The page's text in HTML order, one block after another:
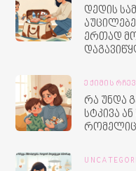
დედის
ერთად
ᲔᲥᲘᲛᲘᲡ
რა უნდა
სტკივა